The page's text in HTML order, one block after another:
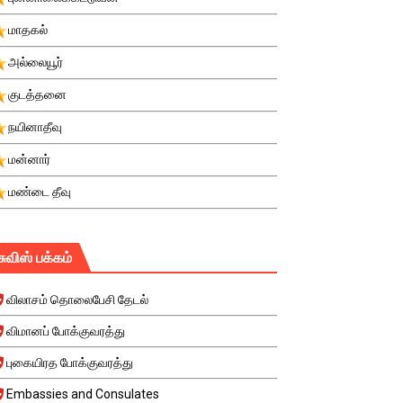
மாதகல்
அல்லையூர்
குடத்தனை
நயினாதீவு
மன்னார்
மண்டை தீவு
பக்கம்
விலாசம் தொலைபேசி தேடல்
விமானப் போக்குவரத்து
புகையிரத போக்குவரத்து
Embassies and Consulates